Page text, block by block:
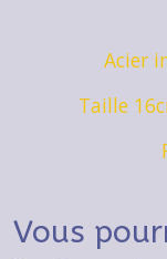
Acier
Taille
Vous